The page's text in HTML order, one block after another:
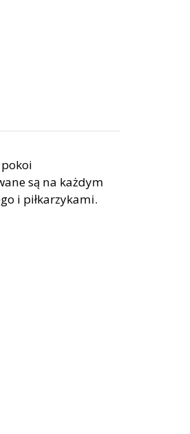
są na każdym
i piłkarzykami.